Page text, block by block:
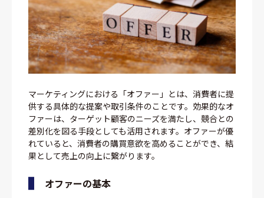
マーケティングにおける「オファー」とは、消費者に提
供する具体的な提案や取引条件のことです。効果的なオ
ファーは、ターゲット顧客のニーズを満たし、競合との
差別化を図る手段としても活用されます。オファーが優
れていると、消費者の購買意欲を高めることができ、結
果として売上の向上に繋がります。
オファーの基本